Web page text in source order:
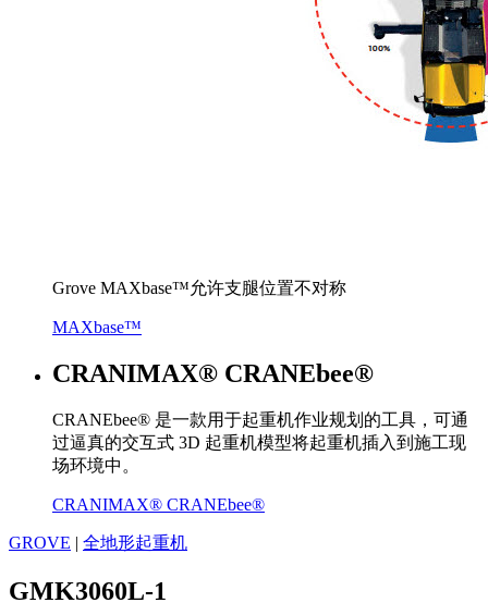
Grove MAXbase™允许支腿位置不对称
MAXbase™
CRANIMAX® CRANEbee®
CRANEbee® 是一款用于起重机作业规划的工具，可通
过逼真的交互式 3D 起重机模型将起重机插入到施工现
场环境中。
CRANIMAX® CRANEbee®
GROVE 全地形起重机
GMK3060L-1